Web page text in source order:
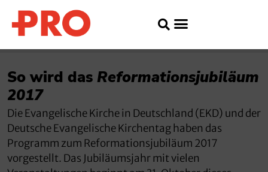
So wird das Reformationsjubiläum
2017
Die Evangelische Kirche in Deutschland (EKD) und der
Deutsche Evangelische Kirchentag haben das
Programm zum Reformationsjubiläum 2017
vorgestellt. Das Jubiläumsjahr mit vielen